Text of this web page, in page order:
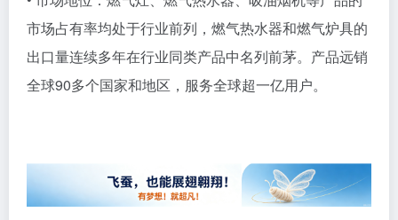
市场占有率均处于行业前列，燃气热水器和燃气炉具的
出口量连续多年在行业同类产品中名列前茅。产品远销
全球90多个国家和地区，服务全球超一亿用户。